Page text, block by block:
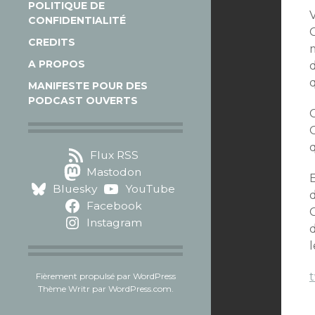
POLITIQUE DE
CONFIDENTIALITÉ
CREDITS
A PROPOS
MANIFESTE POUR DES
PODCAST OUVERTS
Flux RSS
Mastodon
Bluesky
YouTube
Facebook
Instagram
Fièrement propulsé par WordPress
Thème Writr par WordPress.com.